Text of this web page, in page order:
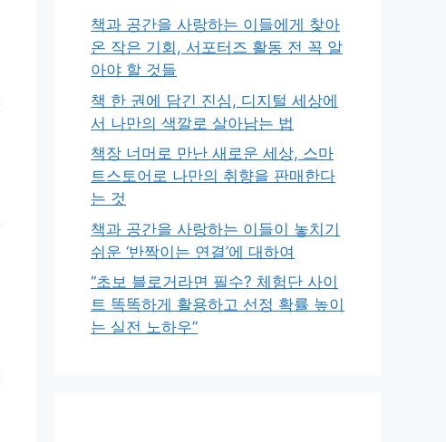
책과 공간을 사랑하는 이들에게 찾아
온 작은 기회, 서포터즈 활동 전 꼭 알
아야 할 것들
책 한 권에 담긴 진심, 디지털 세상에
서 나만의 색깔로 살아남는 법
책장 너머로 만난 새로운 세상, 스마
트스토어로 나만의 취향을 판매한다
는 것
책과 공간을 사랑하는 이들이 놓치기
쉬운 ‘반짝이는 연결’에 대하여
“초보 블로거라면 필수? 체험단 사이
트 똑똑하게 활용하고 선정 확률 높이
는 실전 노하우”